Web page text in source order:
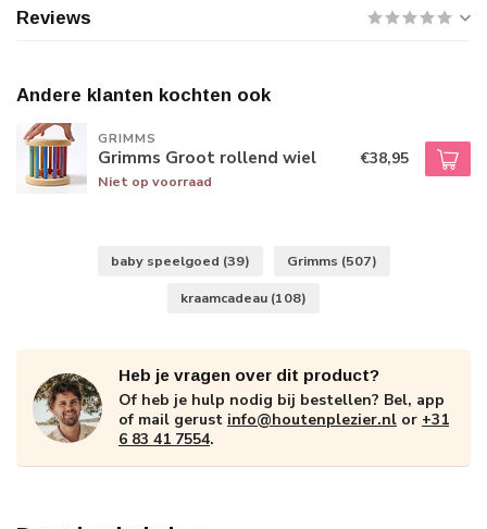
Reviews
Andere klanten kochten ook
GRIMMS
Grimms Groot rollend wiel
Niet op voorraad
€38,95
baby speelgoed (39) Grimms (507)
kraamcadeau (108)
Heb je vragen over dit product?
Of heb je hulp nodig bij bestellen? Bel, app
of mail gerust info@houtenplezier.nl or +31
6 83 41 7554.